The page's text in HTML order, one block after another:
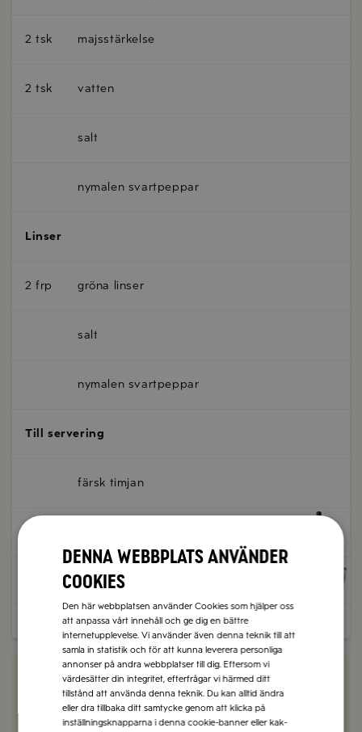
2 tsk majsstärkelse
2 tsk vatten
salt
nymalen svartpeppar
Linser
2 frp gröna linser
salt
nymalen svartpeppar
Till servering
färsk timjan
1 1/2 frp knaperstekt
Dela Skriv ut
Vad tyckte du om receptet?
2 kommentarer
Denna webbplats använder
cookies
Den här webbplatsen använder Cookies som hjälper oss
att anpassa vårt innehåll och ge dig en bättre
internetupplevelse. Vi använder även denna teknik till att
samla in statistik och för att kunna leverera personliga
annonser på andra webbplatser till dig. Eftersom vi
värdesätter din integritet, efterfrågar vi härmed ditt
tillstånd att använda denna teknik. Du kan alltid ändra
eller dra tillbaka ditt samtycke genom att klicka på
inställningsknapparna i denna cookie-banner eller kak-